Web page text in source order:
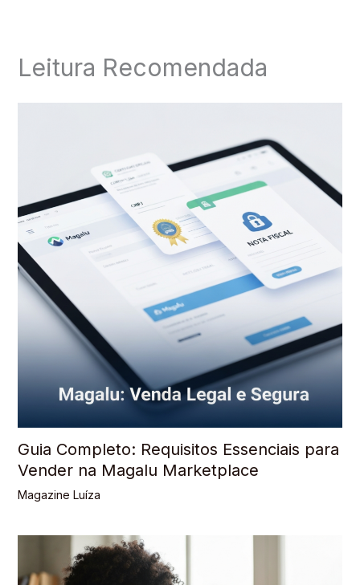
Leitura Recomendada
Guia Completo: Requisitos Essenciais para
Vender na Magalu Marketplace
Magazine Luíza